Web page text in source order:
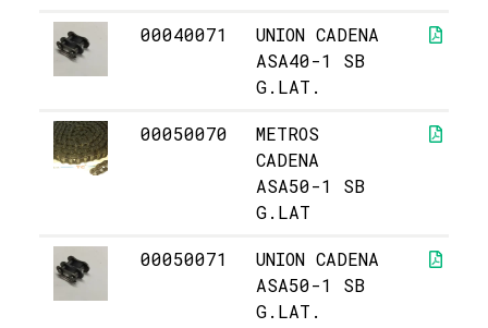
00040071
UNION CADENA
ASA40-1 SB
G.LAT.
00050070
METROS
CADENA
ASA50-1 SB
G.LAT
00050071
UNION CADENA
ASA50-1 SB
G.LAT.